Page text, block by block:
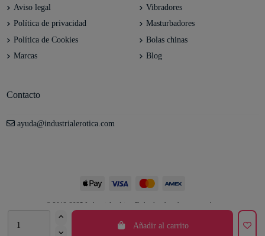
Añadir al carrito
Aviso legal
Política de privacidad
Política de Cookies
Marcas
Vibradores
Masturbadores
Bolas chinas
Blog
Contacto
ayuda@industrialerotica.com
© 2012-2025 Industrial erótica. Todos los derechos reservados.